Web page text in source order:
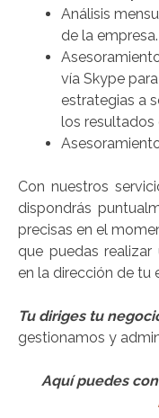
Análisis
de la empresa.
vía Skype
estrategias a
los resultados
Con nuestros
dispondrás
precisas en el
que puedas
en la dirección de tu
Tu diriges tu
gestionamos y
Aquí puedes